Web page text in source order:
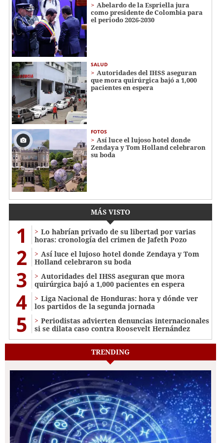
Abelardo de la Espriella jura
como presidente de Colombia para
el periodo 2026-2030
SALUD
Autoridades del IHSS aseguran
que mora quirúrgica bajó a 1,000
pacientes en espera
FOTOS
Así luce el lujoso hotel donde
Zendaya y Tom Holland celebraron
su boda
MÁS VISTO
1
Lo habrían privado de su libertad por varias
horas: cronología del crimen de Jafeth Pozo
2
Así luce el lujoso hotel donde Zendaya y Tom
Holland celebraron su boda
3
Autoridades del IHSS aseguran que mora
quirúrgica bajó a 1,000 pacientes en espera
4
Liga Nacional de Honduras: hora y dónde ver
los partidos de la segunda jornada
5
Periodistas advierten denuncias internacionales
si se dilata caso contra Roosevelt Hernández
TRENDING